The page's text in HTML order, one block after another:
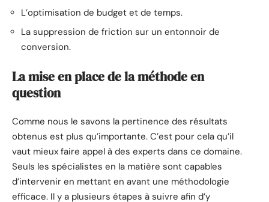
L’optimisation de budget et de temps.
La suppression de friction sur un entonnoir de
conversion.
La mise en place de la méthode en
question
Comme nous le savons la pertinence des résultats
obtenus est plus qu’importante. C’est pour cela qu’il
vaut mieux faire appel à des experts dans ce domaine.
Seuls les spécialistes en la matière sont capables
d’intervenir en mettant en avant une méthodologie
efficace. Il y a plusieurs étapes à suivre afin d’y